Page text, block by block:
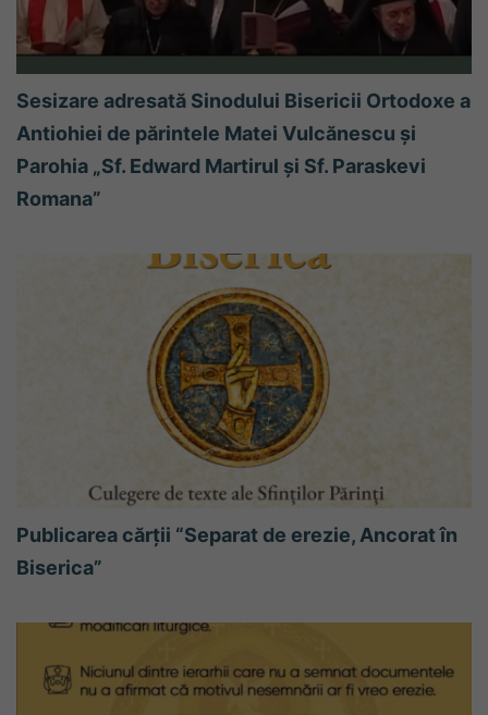
Sesizare adresată Sinodului Bisericii Ortodoxe a
Antiohiei de părintele Matei Vulcănescu și
Parohia „Sf. Edward Martirul și Sf. Paraskevi
Romana”
Publicarea cărții “Separat de erezie, Ancorat în
Biserica”